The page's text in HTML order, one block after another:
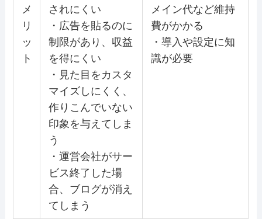
メ
リ
ッ
ト
されにくい
・広告を貼るのに
制限があり、収益
を得にくい
・見た目をカスタ
マイズしにくく、
作りこんでいない
印象を与えてしま
う
・運営会社がサー
ビス終了した場
合、ブログが消え
てしまう
メイン代など維持
費がかかる
・導入や設定に知
識が必要